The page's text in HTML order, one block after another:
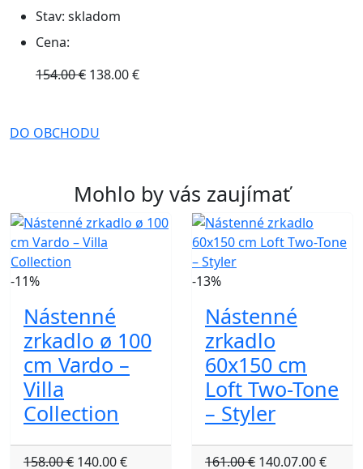
Stav: skladom
Cena:
154.00 € 138.00 €
DO OBCHODU
Mohlo by vás zaujímať
-11%
Nástenné
zrkadlo ø 100
cm Vardo –
Villa
Collection
158.00 € 140.00 €
-13%
Nástenné
zrkadlo
60x150 cm
Loft Two-Tone
– Styler
161.00 € 140.07.00 €